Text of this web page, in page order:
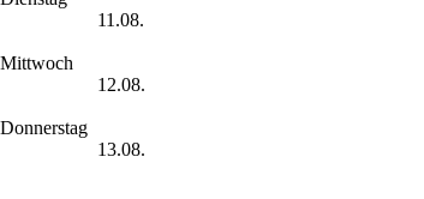
11.08.
Mittwoch
12.08.
Donnerstag
13.08.